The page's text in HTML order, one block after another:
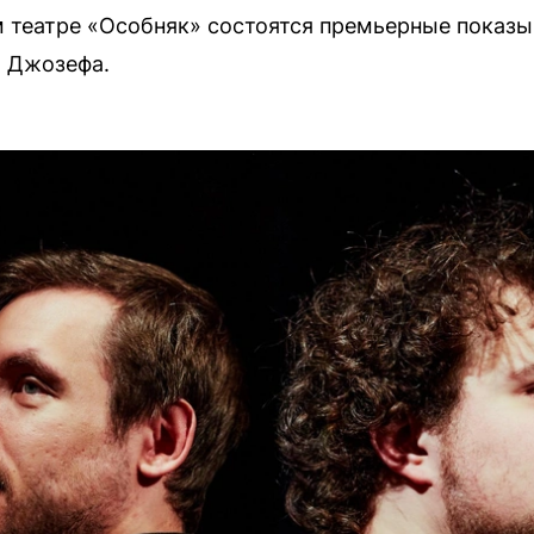
театре «Особняк» состоятся премьерные
Джозефа.